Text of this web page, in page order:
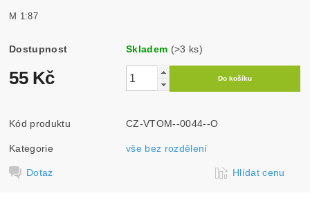
M 1:87
Dostupnost Skladem (>3 ks)
55 Kč
Kód produktu CZ-VTOM--0044--O
Kategorie vše bez rozdělení
Dotaz Hlídat cenu